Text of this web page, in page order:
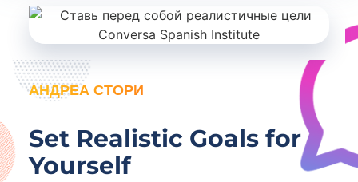
АНДРЕА СТОРИ
Set Realistic Goals for
Yourself